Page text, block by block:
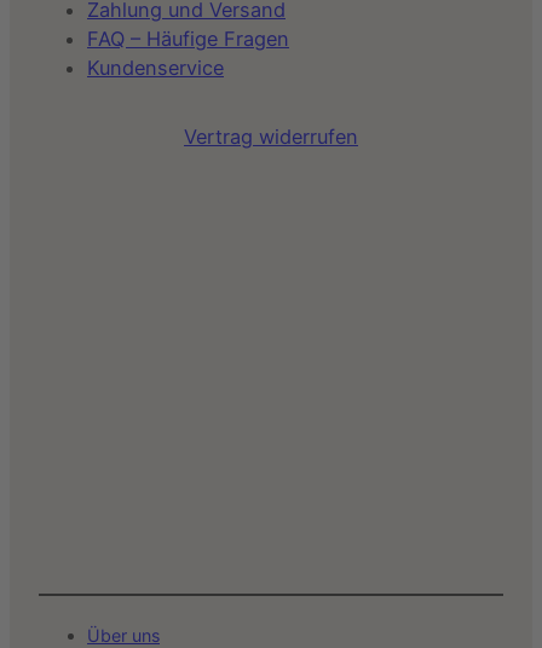
Zahlung und Versand
FAQ – Häufige Fragen
Kundenservice
Vertrag widerrufen
Über uns